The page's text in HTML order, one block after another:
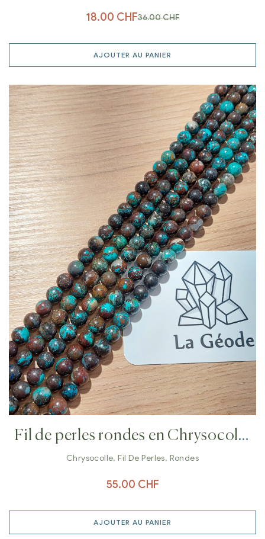
36.00CHF
18.00 CHF
AJOUTER AU PANIER
Fil de perles rondes en Chrysocolle
8 mm
Chrysocolle,Fil De Perles, Rondes
55.00 CHF
AJOUTER AU PANIER